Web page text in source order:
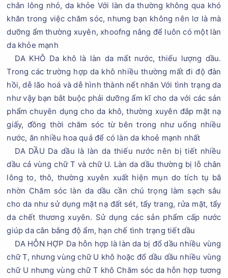
chân lông nhỏ, da khỏe Với làn da thường không qua khó
khăn trong việc chăm sóc, nhưng bạn không nên lơ là mà
dưỡng ẩm thường xuyên, xhoofng nắng để luôn có một làn
da khỏe mạnh
DA KHÔ Da khô là làn da mất nước, thiếu lượng dầu.
Trong các trường hợp da khô nhiều thường mất đi độ đàn
hồi, dễ lão hoá và dễ hình thành nết nhăn Với tình trạng da
như vậy bạn bắt buộc phải dưỡng ẩm kĩ cho da với các sản
phẩm chuyên dụng cho da khô, thường xuyên đắp mặt nạ
giấy, đồng thời chăm sóc từ bên trong như uống nhiều
nước, ăn nhiều hoa quả để có làn da khoẻ mạnh nhất
DA DẦU Da dầu là làn da thiếu nước nên bị tiết nhiều
dầu cả vùng chữ T và chữ U. Làn da dầu thường bị lỗ chân
lông to, thô, thường xuyên xuất hiện mụn do tích tụ bã
nhờn Chăm sóc làn da dầu cần chú trọng làm sạch sâu
cho da như sử dụng mặt nạ đất sét, tẩy trang, rửa mặt, tẩy
da chết thương xuyên. Sử dụng các sản phẩm cấp nước
giúp da cân bằng độ ẩm, hạn chế tình trạng tiết dầu
DA HỖN HỢP Da hỗn hợp là làn da bị đổ dầu nhiều vùng
chữ T, nhưng vùng chữ U khô hoặc đổ dầu dầu nhiều vùng
chữ U nhưng vùng chữ T khô Chăm sóc da hỗn hợp tương